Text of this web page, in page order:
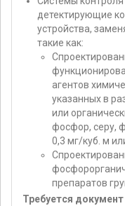
детектирующие
устройства,
такие как:
агентов
указанных в
или
фосфор, серу,
0,3 мг/куб. м
препаратов
Требуется документ